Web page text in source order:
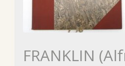
FRANKLIN